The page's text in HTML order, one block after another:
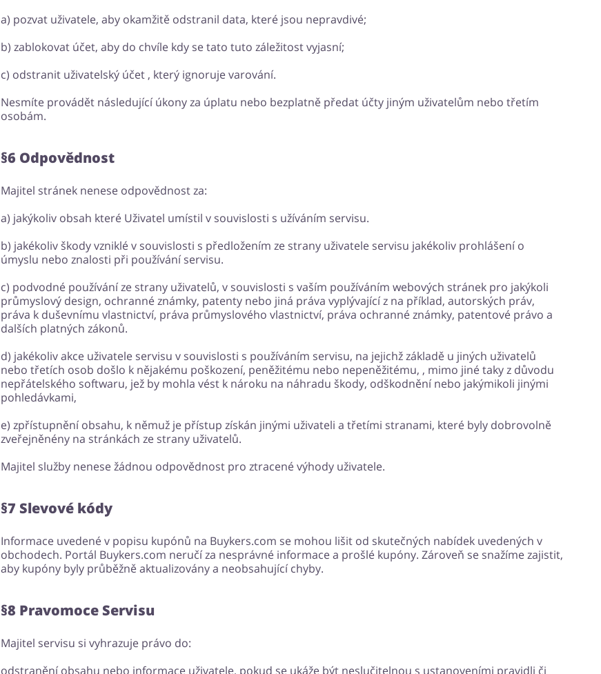
a) pozvat uživatele, aby okamžitě odstranil data, které jsou nepravdivé;
b) zablokovat účet, aby do chvíle kdy se tato tuto záležitost vyjasní;
c) odstranit uživatelský účet , který ignoruje varování.
Nesmíte provádět následující úkony za úplatu nebo bezplatně předat účty jiným uživatelům nebo třetím
osobám.
§6 Odpovědnost
Majitel stránek nenese odpovědnost za:
a) jakýkoliv obsah které Uživatel umístil v souvislosti s užíváním servisu.
b) jakékoliv škody vzniklé v souvislosti s předložením ze strany uživatele servisu jakékoliv prohlášení o
úmyslu nebo znalosti při používání servisu.
c) podvodné používání ze strany uživatelů, v souvislosti s vaším používáním webových stránek pro jakýkoli
průmyslový design, ochranné známky, patenty nebo jiná práva vyplývající z na příklad, autorských práv,
práva k duševnímu vlastnictví, práva průmyslového vlastnictví, práva ochranné známky, patentové právo a
dalších platných zákonů.
d) jakékoliv akce uživatele servisu v souvislosti s používáním servisu, na jejichž základě u jiných uživatelů
nebo třetích osob došlo k nějakému poškození, peněžitému nebo nepeněžitému, , mimo jiné taky z důvodu
nepřátelského softwaru, jež by mohla vést k nároku na náhradu škody, odškodnění nebo jakýmikoli jinými
pohledávkami,
e) zpřístupnění obsahu, k němuž je přístup získán jinými uživateli a třetími stranami, které byly dobrovolně
zveřejněnény na stránkách ze strany uživatelů.
Majitel služby nenese žádnou odpovědnost pro ztracené výhody uživatele.
§7 Slevové kódy
Informace uvedené v popisu kupónů na Buykers.com se mohou lišit od skutečných nabídek uvedených v
obchodech. Portál Buykers.com neručí za nesprávné informace a prošlé kupóny. Zároveň se snažíme zajistit,
aby kupóny byly průběžně aktualizovány a neobsahující chyby.
§8 Pravomoce Servisu
Majitel servisu si vyhrazuje právo do:
odstranění obsahu nebo informace uživatele, pokud se ukáže být neslučitelnou s ustanoveními pravidli či